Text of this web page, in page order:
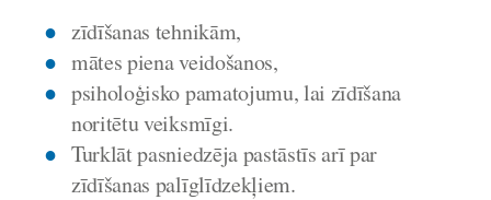
zīdīšanas tehnikām,
mātes piena veidošanos,
psiholoģisko pamatojumu, lai zīdīšana
noritētu veiksmīgi.
Turklāt pasniedzēja pastāstīs arī par
zīdīšanas palīglīdzekļiem.